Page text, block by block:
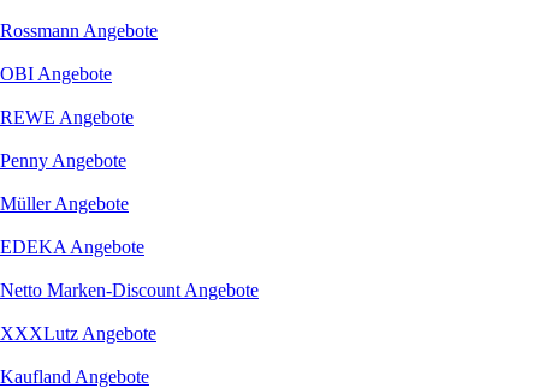
Rossmann Angebote
OBI Angebote
REWE Angebote
Penny Angebote
MüllerAngebote
EDEKA Angebote
Netto Marken-Discount Angebote
XXXLutz Angebote
Kaufland Angebote